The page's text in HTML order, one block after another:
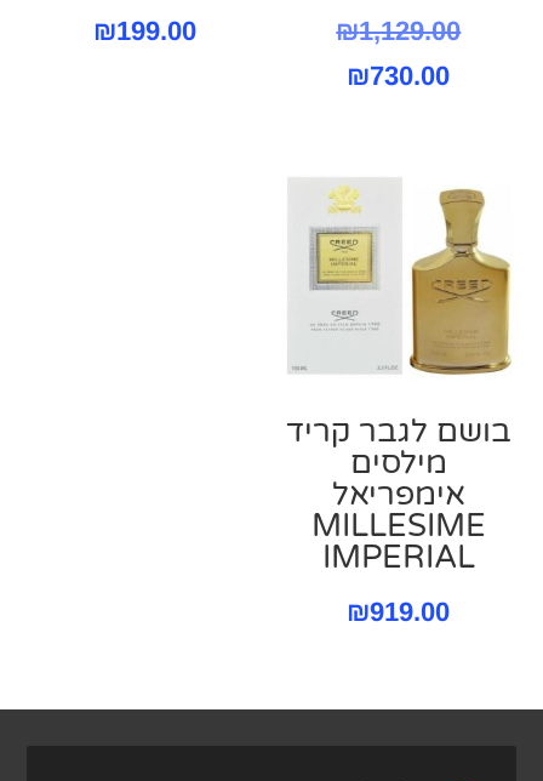
₪1,129.00
המחיר
₪730.00
₪730.00.
₪199.00
בושם לגבר קריד
מילסים
אימפריאל
MILLESIME
IMPERIAL
₪919.00